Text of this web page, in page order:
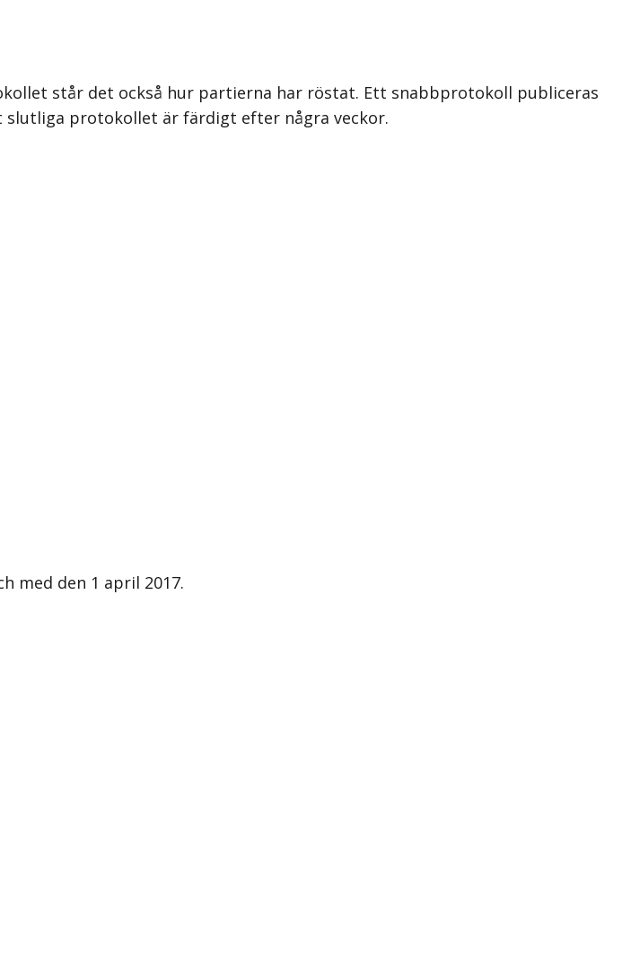
står det också hur partierna har röstat. Ett snabbprotokoll publiceras
protokollet är färdigt efter några veckor.
med den 1 april 2017.